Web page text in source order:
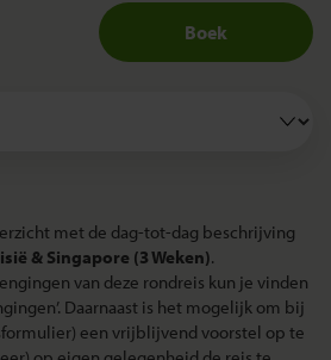
Boek
met de dag-tot-dag beschrijving
& Singapore (3 Weken).
van deze rondreis kun je vinden
Daarnaast is het mogelijk om bij
een vrijblijvend voorstel op te